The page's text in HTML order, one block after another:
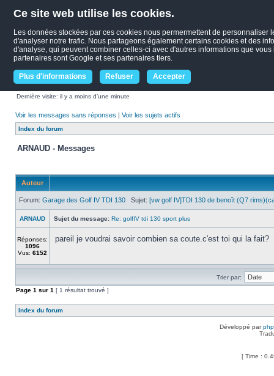
Ce site web utilise les cookies.
Les données stockées par ces cookies nous permermettent de
d'analyser notre trafic. Nous partageons également certains cookies et des
d'analyse, qui peuvent combiner celles-ci avec d'autres informations que
partenaires sont Google et ses partenaires tiers.
Plus d'informations Refuser Accepter
Dernière visite: il y a moins d’une minute
Voir les messages sans réponses | Voir les sujets actifs
Index du forum
ARNAUD - Messages
Auteur
Forum: Garage des Golf IV TDI 130 Sujet: [vw golf IV]TDI 130 de benoît (Q7
ARNAUD Sujet du message: Re: golfIV tdi 130 sport plus
Réponses:
1096
Vus: 6152
pareil je voudrai savoir combien sa coute.c'est toi qui la fait?
Trier par:
Page 1 sur 1 [ 1 résultat trouvé ]
Index du forum
Développé par
[ Time :